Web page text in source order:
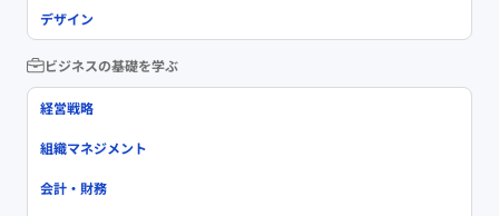
デザイン
ビジネスの基礎を学ぶ
経営戦略
組織マネジメント
会計・財務